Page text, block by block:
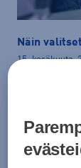
Näin
15. kesäkuuta,